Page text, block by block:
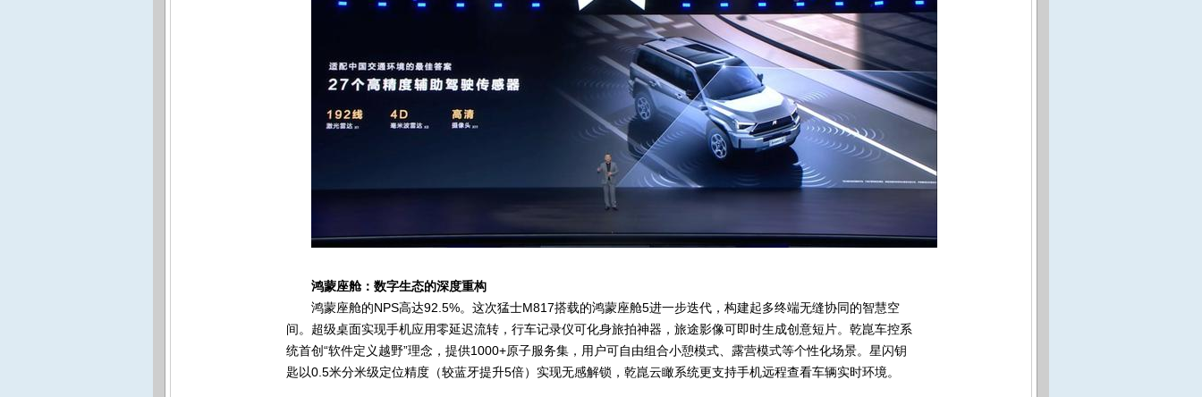
鸿蒙座舱：数字生态的深度重构
鸿蒙座舱的NPS高达92.5%。这次猛士M817搭载的鸿蒙座舱5进一步迭代，构建起多终端无缝协同的智慧空
间。超级桌面实现手机应用零延迟流转，行车记录仪可化身旅拍神器，旅途影像可即时生成创意短片。乾崑车控系
统首创“软件定义越野”理念，提供1000+原子服务集，用户可自由组合小憩模式、露营模式等个性化场景。星闪钥
匙以0.5米分米级定位精度（较蓝牙提升5倍）实现无感解锁，乾崑云瞰系统更支持手机远程查看车辆实时环境。